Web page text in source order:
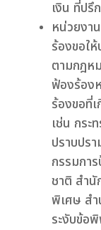
เงิน ที่ปรึ
หน่วยงา
ร้องขอใ
ตามกฎห
ฟ้องร้อง
ร้องขอที่
เช่น กร
ปราบปร
กรรมกา
ชาติ สำ
พิเศษ ส
ระงับข้อ